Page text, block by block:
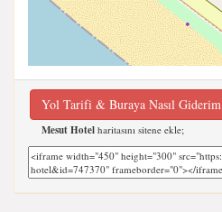
Yol Tarifi & Buraya Nasıl Giderim
Mesut Hotel haritasını sitene ekle;